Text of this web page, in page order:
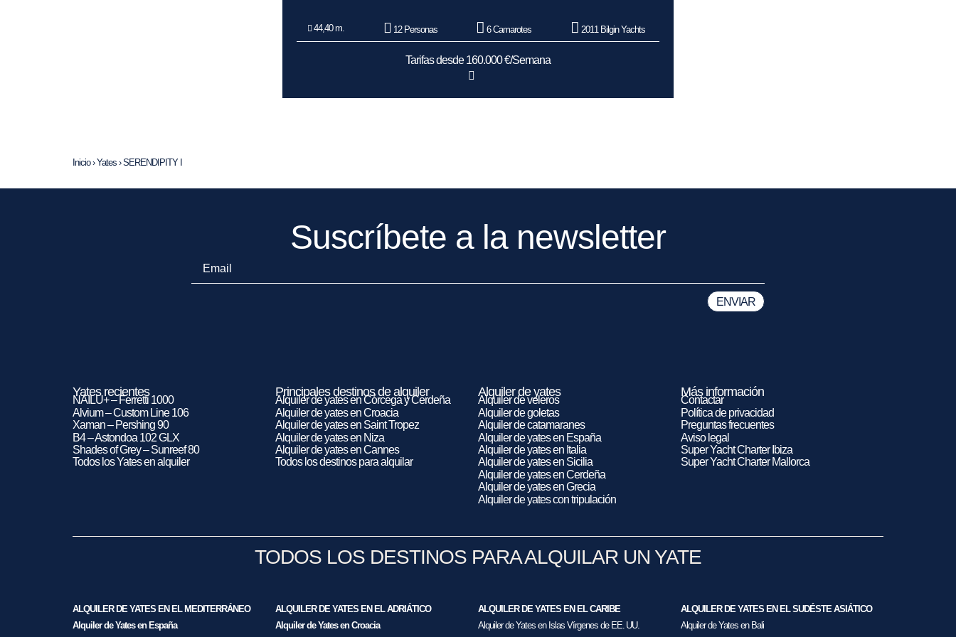
44,40 m. 12 Personas 6 Camarotes 2011 Bilgin Yachts
Tarifas desde 160.000 €/Semana
Inicio›Yates ›SERENDIPITY I
Suscríbete a la newsletter
Yates recientes
NAILU+ – Ferretti 1000
Alvium – Custom Line 106
Xaman – Pershing 90
B4 – Astondoa 102 GLX
Shades of Grey – Sunreef 80
Todos los Yates en alquiler
Principales destinos de alquiler
Alquiler de yates en Córcega y Cerdeña
Alquiler de yates en Croacia
Alquiler de yates en Saint Tropez
Alquiler de yates en Niza
Alquiler de yates en Cannes
Todos los destinos para alquilar
Alquiler de yates
Alquiler de veleros
Alquiler de goletas
Alquiler de catamaranes
Alquiler de yates en España
Alquiler de yates en Italia
Alquiler de yates en Sicilia
Alquiler de yates en Cerdeña
Alquiler de yates en Grecia
Alquiler de yates con tripulación
Más información
Contactar
Política de privacidad
Preguntas frecuentes
Aviso legal
Super Yacht Charter Ibiza
Super Yacht Charter Mallorca
TODOS LOS DESTINOS PARA ALQUILAR UN YATE
ALQUILER DE YATES EN EL MEDITERRÁNEO
Alquiler de Yates en España
ALQUILER DE YATES EN EL ADRIÁTICO
Alquiler de Yates en Croacia
ALQUILER DE YATES EN EL CARIBE
Alquiler de Yates en Islas Vírgenes de EE. UU.
ALQUILER DE YATES EN EL SUDÉSTE ASIÁTICO
Alquiler de Yates en Bali